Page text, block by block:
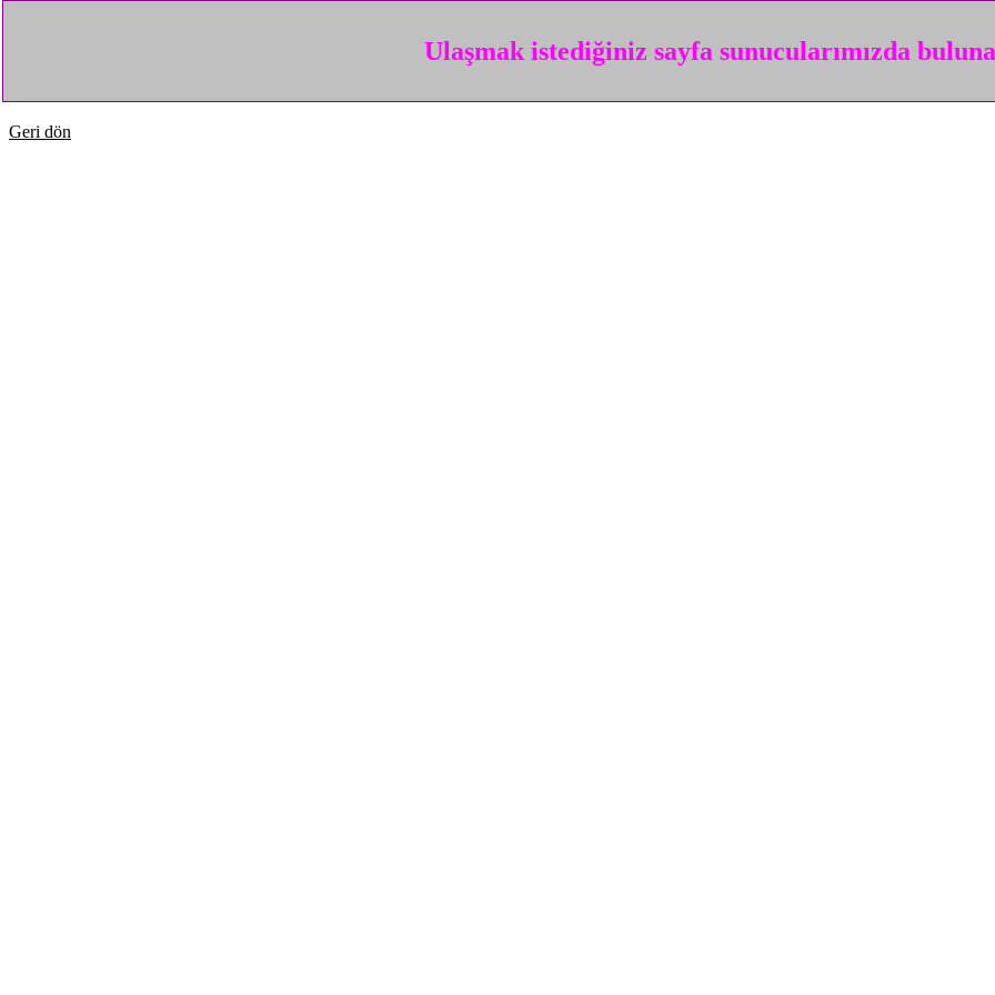
Ulaşmak istediğiniz sayfa sunucularımızda
Geri dön